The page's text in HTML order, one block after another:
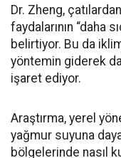
Dr. Zheng,
faydalarının “daha
belirtiyor. Bu da
yöntemin giderek
işaret ediyor.
Araştırma, yerel
yağmur suyuna
bölgelerinde nasıl